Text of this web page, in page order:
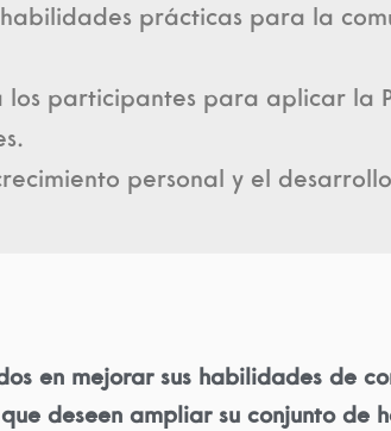
prácticas para la
participantes para aplicar la
personal y el
en mejorar sus habilidades de
deseen ampliar su conjunto de